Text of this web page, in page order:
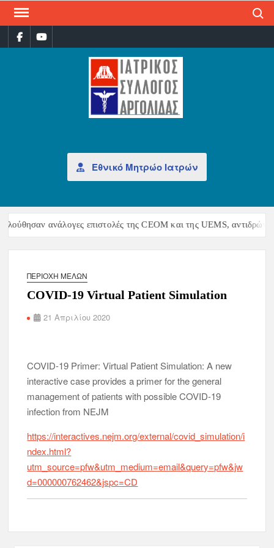
Εθνικό Μητρώο Ιατρών
ανάλογες επιστολές της CEOM και της UEMS,
ΠΕΡΙΟΧΉ ΜΕΛΏΝ
COVID-19 Virtual Patient Simulation
21 Απριλίου 2020
COVID-19 Primer: Virtual Patient Simulation: A new
interactive case provides a primer for the general
management of patients with possible COVID-19
infection from NEJM
https://interactives.nejm.org/external/covid_simulation/i
ndex.html?
utm_source=pfw&utm_medium=email&query=pfw&jw
d=000000762462&jspc=CD